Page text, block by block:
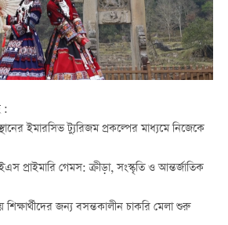
যা থাকছে :
ইমারসিভ ট্যুরিজম প্রকল্পের মাধ্যমে নিজেকে
প্রাইমারি গেমস: ক্রীড়া, সংস্কৃতি ও আন্তর্জাতিক
শিক্ষার্থীদের জন্য বসন্তকালীন চাকরি মেলা শুরু